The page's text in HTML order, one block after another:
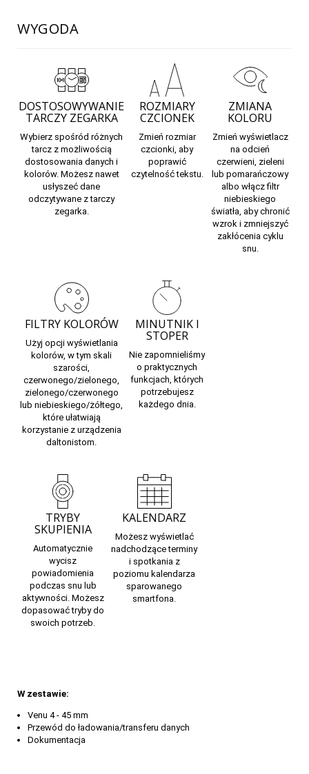
WYGODA
DOSTOSOWYWANIE
TARCZY ZEGARKA
Wybierz spośród różnych
tarcz z możliwością
dostosowania danych i
kolorów. Możesz nawet
usłyszeć dane
odczytywane z tarczy
zegarka.
ROZMIARY
CZCIONEK
Zmień rozmiar
czcionki, aby
poprawić
czytelność tekstu.
ZMIANA
KOLORU
Zmień wyświetlacz
na odcień
czerwieni, zieleni
lub pomarańczowy
albo włącz filtr
niebieskiego
światła, aby chronić
wzrok i zmniejszyć
zakłócenia cyklu
snu.
FILTRY KOLORÓW
Użyj opcji wyświetlania
kolorów, w tym skali
szarości,
czerwonego/zielonego,
zielonego/czerwonego
lub niebieskiego/żółtego,
które ułatwiają
korzystanie z urządzenia
daltonistom.
MINUTNIK I
STOPER
Nie zapomnieliśmy
o praktycznych
funkcjach, których
potrzebujesz
każdego dnia.
TRYBY
SKUPIENIA
Automatycznie
wycisz
powiadomienia
podczas snu lub
aktywności. Możesz
dopasować tryby do
swoich potrzeb.
KALENDARZ
Możesz wyświetlać
nadchodzące terminy
i spotkania z
poziomu kalendarza
sparowanego
smartfona.
W zestawie:
Venu 4 - 45 mm
Przewód do ładowania/transferu danych
Dokumentacja